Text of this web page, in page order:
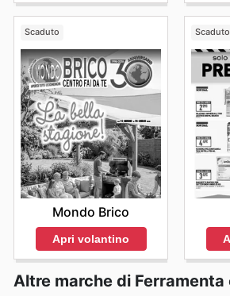
Scaduto
Mondo Brico
Apri volantino
Scaduto
Altre marche di Ferramenta